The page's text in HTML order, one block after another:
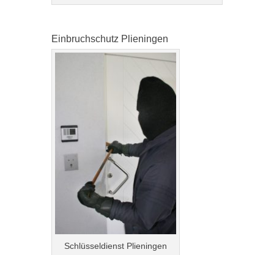
Einbruchschutz Plieningen
Schlüsseldienst Plieningen